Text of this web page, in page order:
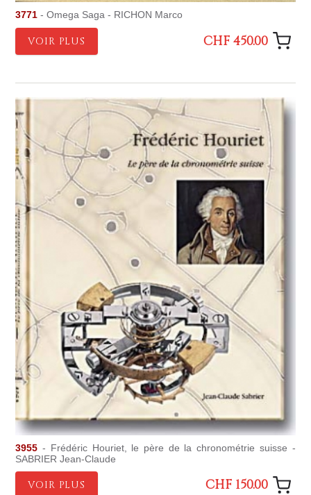
3771 - Omega Saga - RICHON Marco
VOIR PLUS CHF 450.00
3955 - Frédéric Houriet, le père de la chronométrie suisse -
SABRIER Jean-Claude
VOIR PLUS CHF 150.00